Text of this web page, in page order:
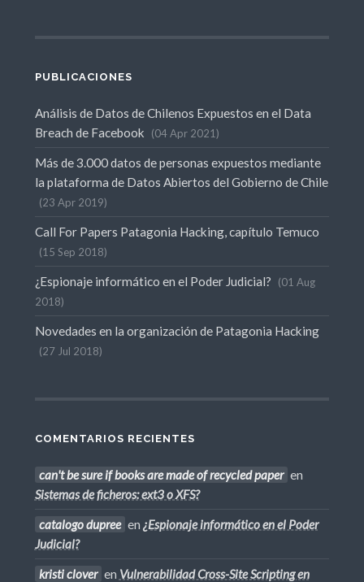
PUBLICACIONES
Análisis de Datos de Chilenos Expuestos en el Data
Breach de Facebook
04 Apr 2021
Más de 3.000 datos de personas expuestos mediante
la plataforma de Datos Abiertos del Gobierno de Chile
23 Apr 2019
Call For Papers Patagonia Hacking, capítulo Temuco
15 Sep 2018
¿Espionaje informático en el Poder Judicial?
01 Aug
2018
Novedades en la organización de Patagonia Hacking
27 Jul 2018
COMENTARIOS RECIENTES
can't be sure if books are made of recycled paper en
Sistemas de ficheros: ext3 o XFS?
catalogo dupree en ¿Espionaje informático en el Poder
Judicial?
kristi clover en Vulnerabilidad Cross-Site Scripting en